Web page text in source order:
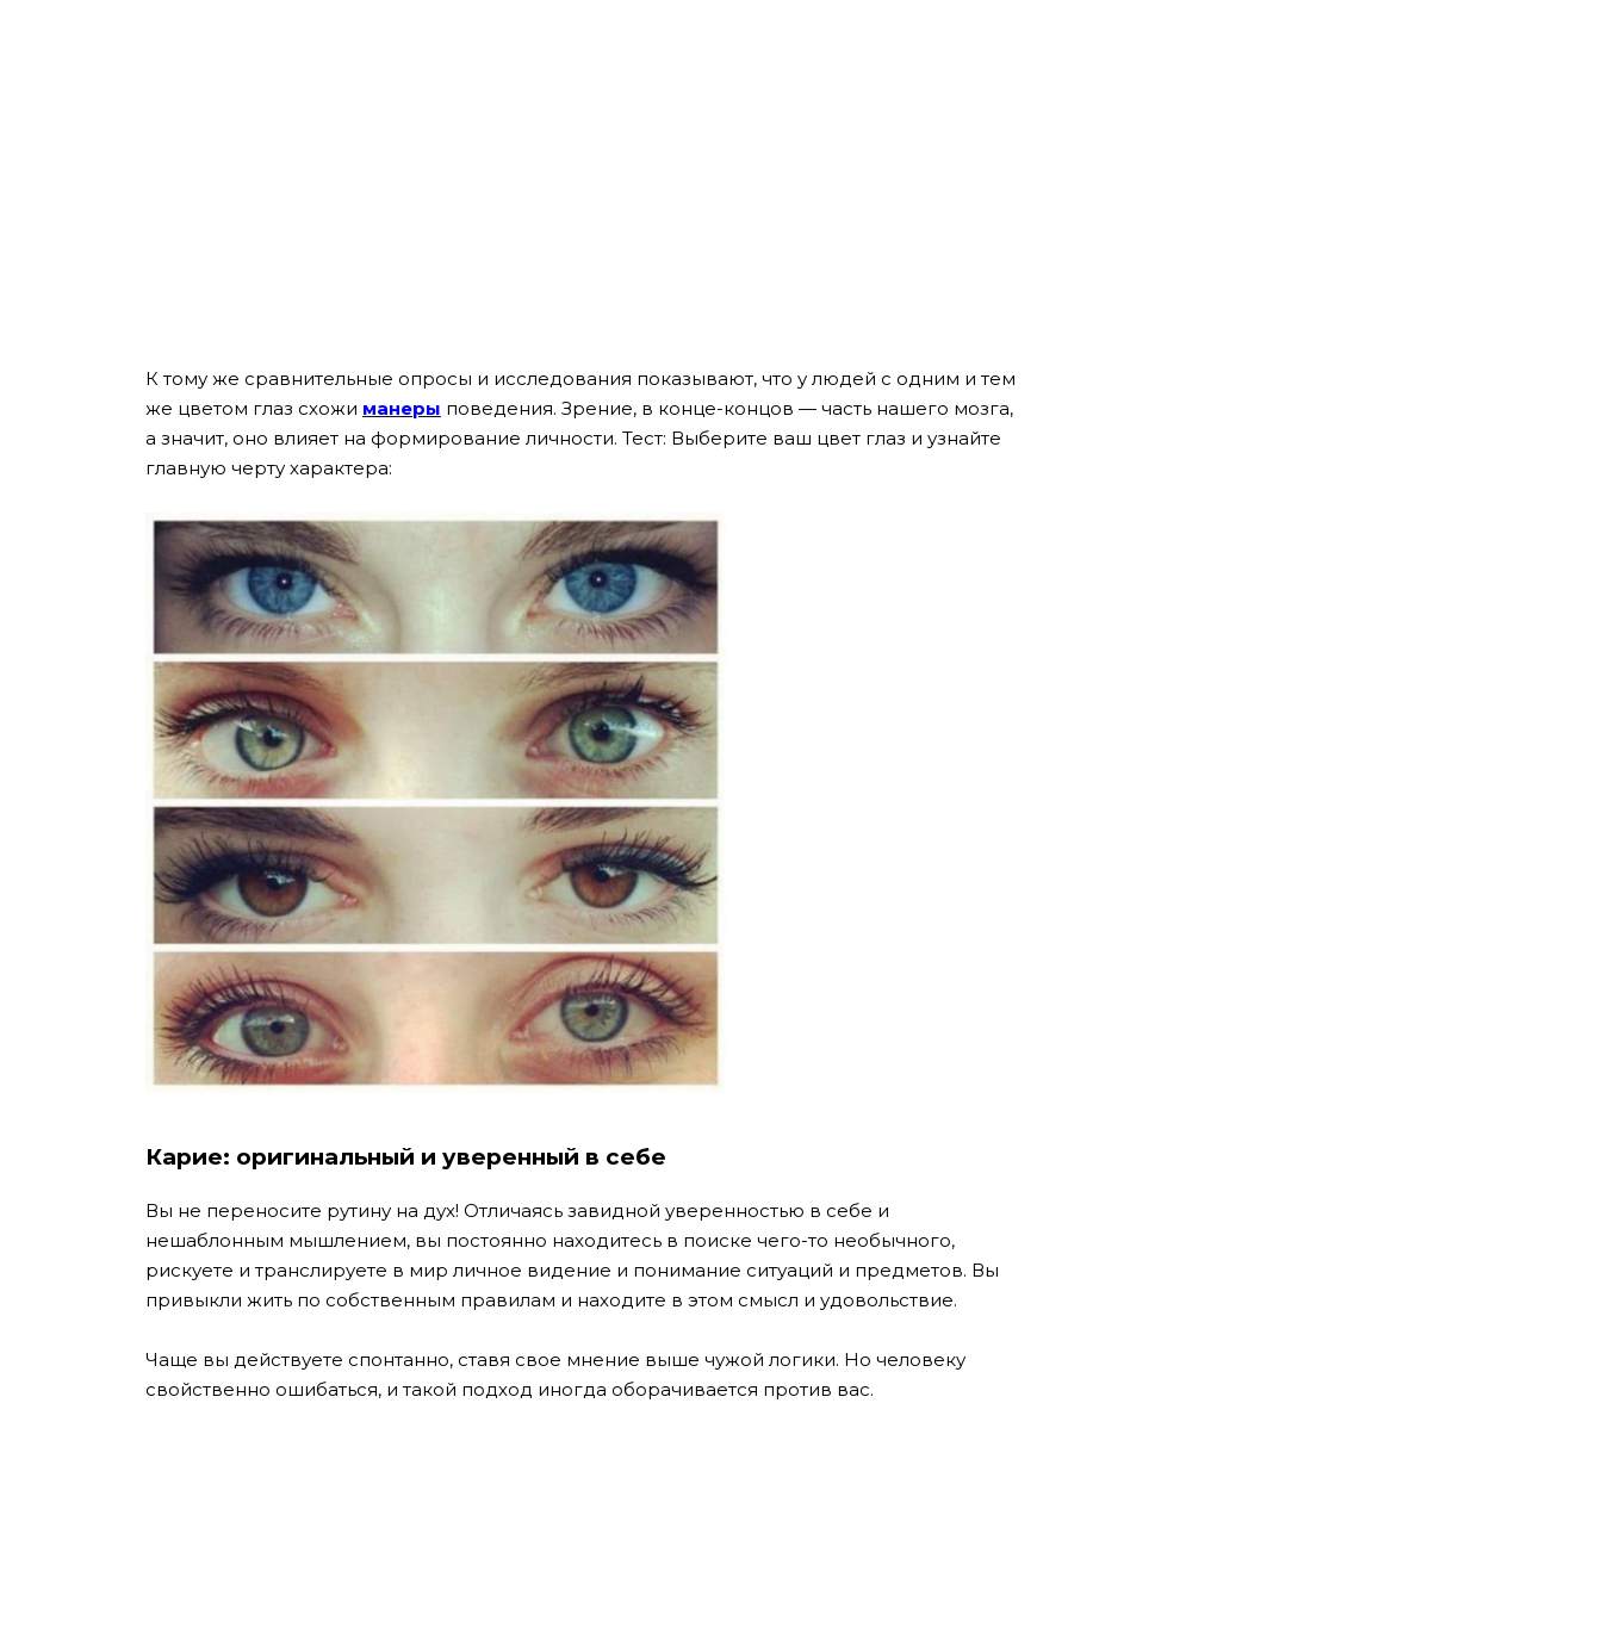
К тому же сравнительные опросы и исследования показывают, что у людей с одним и тем
же цветом глаз схожи манеры поведения. Зрение, в конце-концов — часть нашего мозга,
а значит, оно влияет на формирование личности. Тест: Выберите ваш цвет глаз и узнайте
главную черту характера:
Карие: оригинальный и уверенный в себе
Вы не переносите рутину на дух! Отличаясь завидной уверенностью в себе и
нешаблонным мышлением, вы постоянно находитесь в поиске чего-то необычного,
рискуете и транслируете в мир личное видение и понимание ситуаций и предметов. Вы
привыкли жить по собственным правилам и находите в этом смысл и удовольствие.
Чаще вы действуете спонтанно, ставя свое мнение выше чужой логики. Но человеку
свойственно ошибаться, и такой подход иногда оборачивается против вас.